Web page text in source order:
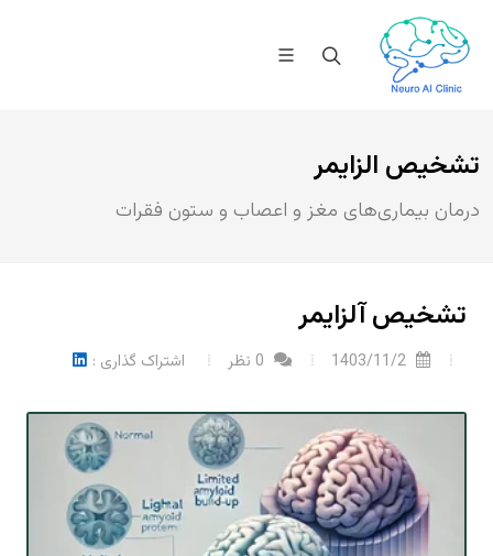
تشخیص الزایمر
درمان بیماری‌های مغز و اعصاب و ستون فقرات
تشخیص آلزایمر
اشتراک گذاری :